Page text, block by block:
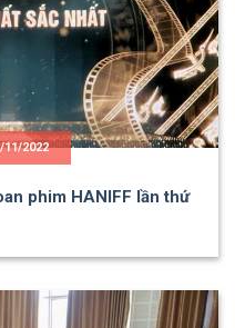
11/2022
phim HANIFF lần thứ